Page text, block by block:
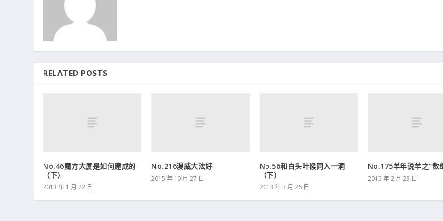
RELATED POSTS
No.46魔方大厦是如何建成的
（下）
2013 年 1 月 22 日
No.216漫威大法好
2015 年 10 月 27 日
No.56和白头叶猴同入一洞
（下）
2013 年 3 月 26 日
No.175羊年说羊之“数
2015 年 2 月 23 日